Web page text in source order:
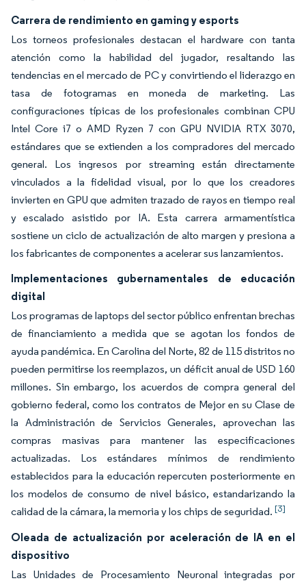
Carrera de rendimiento en gaming y esports
Los torneos profesionales destacan el hardware con tanta
atención como la habilidad del jugador, resaltando las
tendencias en el mercado de PC y convirtiendo el liderazgo en
tasa de fotogramas en moneda de marketing. Las
configuraciones típicas de los profesionales combinan CPU
Intel Core i7 o AMD Ryzen 7 con GPU NVIDIA RTX 3070,
estándares que se extienden a los compradores del mercado
general. Los ingresos por streaming están directamente
vinculados a la fidelidad visual, por lo que los creadores
invierten en GPU que admiten trazado de rayos en tiempo real
y escalado asistido por IA. Esta carrera armamentística
sostiene un ciclo de actualización de alto margen y presiona a
los fabricantes de componentes a acelerar sus lanzamientos.
Implementaciones gubernamentales de educación
digital
Los programas de laptops del sector público enfrentan brechas
de financiamiento a medida que se agotan los fondos de
ayuda pandémica. En Carolina del Norte, 82 de 115 distritos no
pueden permitirse los reemplazos, un déficit anual de USD 160
millones. Sin embargo, los acuerdos de compra general del
gobierno federal, como los contratos de Mejor en su Clase de
la Administración de Servicios Generales, aprovechan las
compras masivas para mantener las especificaciones
actualizadas. Los estándares mínimos de rendimiento
establecidos para la educación repercuten posteriormente en
los modelos de consumo de nivel básico, estandarizando la
calidad de la cámara, la memoria y los chips de seguridad. [3]
Oleada de actualización por aceleración de IA en el
dispositivo
Las Unidades de Procesamiento Neuronal integradas por